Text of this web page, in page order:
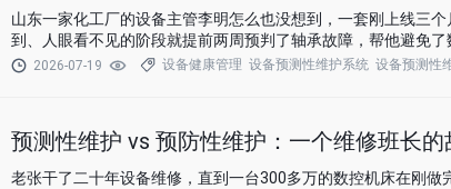
山东一家化工厂的设备主管李明怎么也没想到，一套刚上线三
到、人眼看不见的阶段就提前两周预判了轴承故障，帮他避免了
2026-07-19 设备健康管理 设备预测性维护系统 设备预测性
预测性维护 vs 预防性维护：一个维修班长的
老张干了二十年设备维修，直到一台300多万的数控机床在刚做